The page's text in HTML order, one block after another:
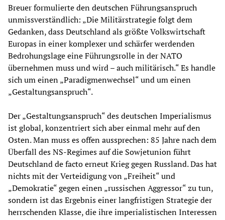
Breuer formulierte den deutschen Führungsanspruch
unmissverständlich: „Die Militärstrategie folgt dem
Gedanken, dass Deutschland als größte Volkswirtschaft
Europas in einer komplexer und schärfer werdenden
Bedrohungslage eine Führungsrolle in der NATO
übernehmen muss und wird – auch militärisch.“ Es handle
sich um einen „Paradigmenwechsel“ und um einen
„Gestaltungsanspruch“.
Der „Gestaltungsanspruch“ des deutschen Imperialismus
ist global, konzentriert sich aber einmal mehr auf den
Osten. Man muss es offen aussprechen: 85 Jahre nach dem
Überfall des NS-Regimes auf die Sowjetunion führt
Deutschland de facto erneut Krieg gegen Russland. Das hat
nichts mit der Verteidigung von „Freiheit“ und
„Demokratie“ gegen einen „russischen Aggressor“ zu tun,
sondern ist das Ergebnis einer langfristigen Strategie der
herrschenden Klasse, die ihre imperialistischen Interessen